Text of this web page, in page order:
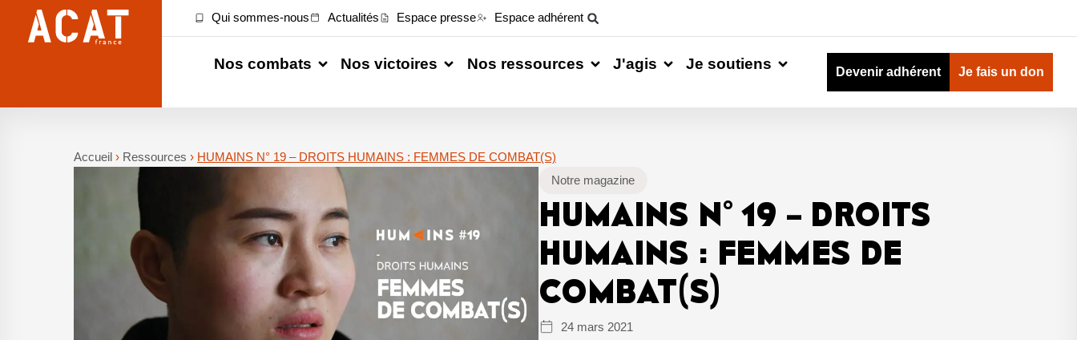
Qui sommes-nous Actualités Espace presse Espace adhérent
Nos combats Nos victoires Nos ressources J'agis Je soutiens Devenir adhérent Je fais un don
Accueil › Ressources › HUMAINS N° 19 – DROITS HUMAINS : FEMMES DE COMBAT(S)
Notre magazine
HUMAINS N° 19 – DROITS
HUMAINS : FEMMES DE
COMBAT(S)
24 mars 2021